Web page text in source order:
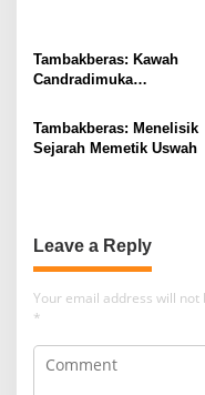
Tambakberas: Kawah
Candradimuka
Ulama
Tambakberas: Menelisik
Sejarah Memetik Uswah
Leave a Reply
Your email address will not
*